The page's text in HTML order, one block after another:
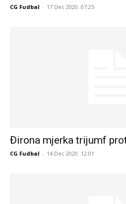
CG Fudbal - 17 Dec 2020. 07:25
Đirona mjerka trijumf
CG Fudbal - 14 Dec 2020. 12:01